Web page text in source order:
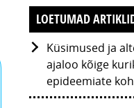
LOETUMAD
Küsimused ja
ajaloo kõige
epideemiate